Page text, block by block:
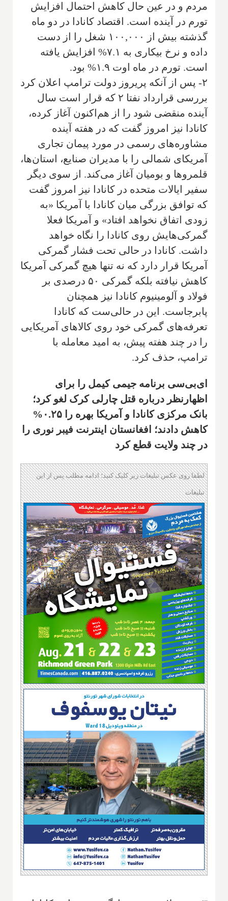
مردم و در عین حال کاهش احتمال افزایش
تورم در آینده است. اقتصاد کانادا در دو ماه
گذشته بیش از ۱۰۰,۰۰۰ شغل را از دست
داده و نرخ بیکاری به ۷.۱% افزایش یافته
است. تورم در ماه اوت ۱.۹% بود.
۲- پس از آنکه پریروز دولت ترامپ اعلان کرد
بررسی قرارداد نفتا ۲ که قرار است سال
آینده منقضی شود را از هم‌اکنون آغاز کرده،
کانادا نیز امروز گفت که در هفته آینده
مشاوره‌های رسمی در مورد پیمان تجاری
آمریکای شمالی را با مدیران صنایع، استان‌ها،
قلمروها و بومیان آغاز می‌کند. از سوی دیگر
سفیر ایالات متحده در کانادا نیز امروز گفت
که توافق بزرگی میان کانادا با آمریکا «به
زودی اتفاق نخواهد افتاد» و آمریکا فعلا
گمرکی‌هایش روی کانادا را نگاه خواهد
داشت. کانادا در حالی تحت فشار گمرکی
آمریکا قرار دارد که نه تنها هیچ گمرکی آمریکا
کاهش نیافته بلکه گمرکی ۵۰ درصدی بر
فولاد و آلومینیوم کانادا نیز همچنان
پابرجاست. این در حالی‌ست که کانادا
تعرفه‌های گمرکی خود روی کالاهای آمریکایی
را در چند هفته پیش، به امید معامله با
ترامپ، حذف کرد.
ای‌بی‌سی برنامه جیمی کیمل را برای
اظهارنظر درباره قتل چارلی کرک لغو کرد؛
بانک مرکزی کانادا و آمریکا بهره را ۰.۲۵%
کاهش دادند؛ افغانستان اینترنت فیبر نوری را
در چند ولایت قطع کرد
لطفا روی عکس تبلیغات زیر کلیک کنید؛ ادامه مطلب پس از این
تبلیغات